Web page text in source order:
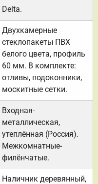
Delta.
Двухкамерные
стеклопакеты ПВХ
белого цвета, профиль
60 мм. В комплекте:
отливы, подоконники,
москитные сетки.
Входная-
металлическая,
утеплённая (Россия).
Межкомнатные-
филёнчатые.
Наличник деревянный,